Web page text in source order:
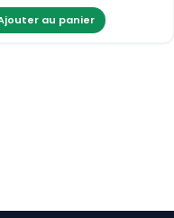
au panier